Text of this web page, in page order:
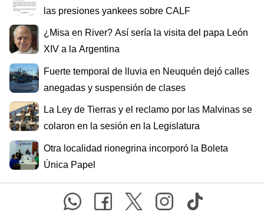
las presiones yankees sobre CALF
¿Misa en River? Así sería la visita del papa León
XIV a la Argentina
Fuerte temporal de lluvia en Neuquén dejó calles
anegadas y suspensión de clases
La Ley de Tierras y el reclamo por las Malvinas se
colaron en la sesión en la Legislatura
Otra localidad rionegrina incorporó la Boleta
Única Papel